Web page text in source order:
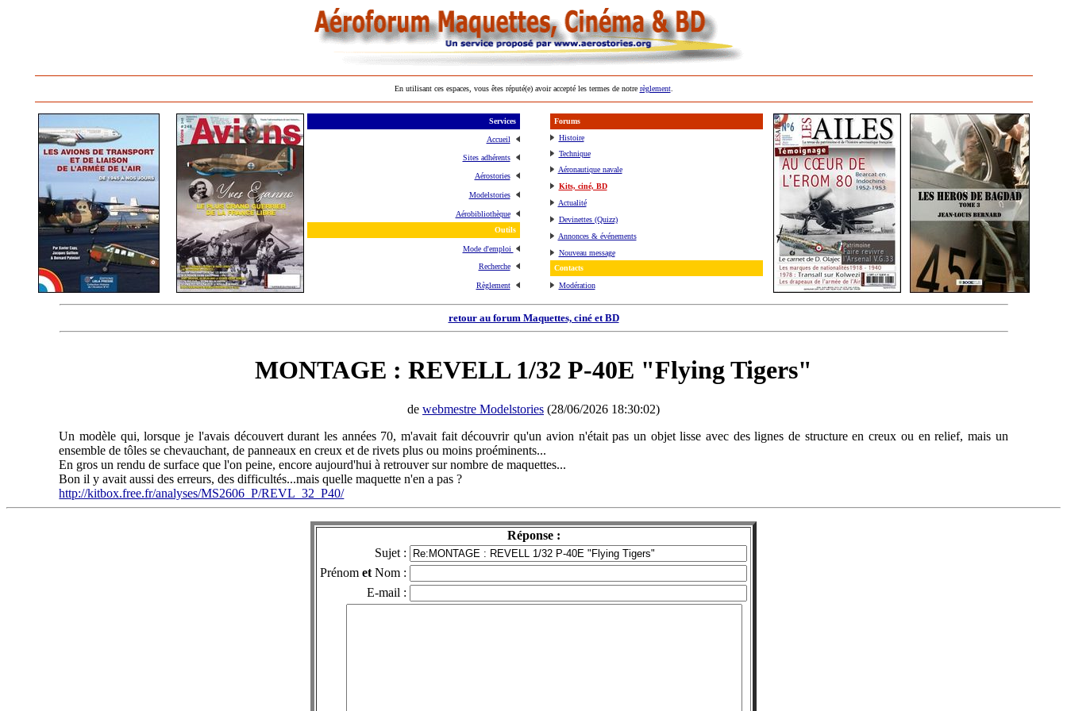
En utilisant ces espaces, vous êtes réputé(e) avoir accepté les termes de notre règlement.
Services
Accueil
Sites adhérents
Aérostories
Modelstories
Aérobibliothèque
Outils
Mode d'emploi
Recherche
Règlement
Forums
Histoire
Technique
Aéronautique navale
Kits, ciné, BD
Actualité
Devinettes (Quizz)
Annonces & événements
Nouveau message
Contacts
Modération
retour au forum Maquettes, ciné et BD
MONTAGE : REVELL 1/32 P-40E "Flying Tigers"
de webmestre Modelstories (28/06/2026 18:30:02)
Un modèle qui, lorsque je l'avais découvert durant les années 70, m'avait fait découvrir qu'un avion n'était pas un objet lisse avec des lignes de structure en creux ou en relief, mais un
ensemble de tôles se chevauchant, de panneaux en creux et de rivets plus ou moins proéminents...
En gros un rendu de surface que l'on peine, encore aujourd'hui à retrouver sur nombre de maquettes...
Bon il y avait aussi des erreurs, des difficultés...mais quelle maquette n'en a pas ?
http://kitbox.free.fr/analyses/MS2606_P/REVL_32_P40/
Réponse :
Sujet :
Prénom et Nom :
E-mail :